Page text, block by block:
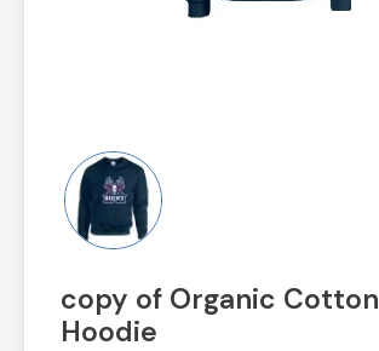
copy of Organic Cotton
Hoodie